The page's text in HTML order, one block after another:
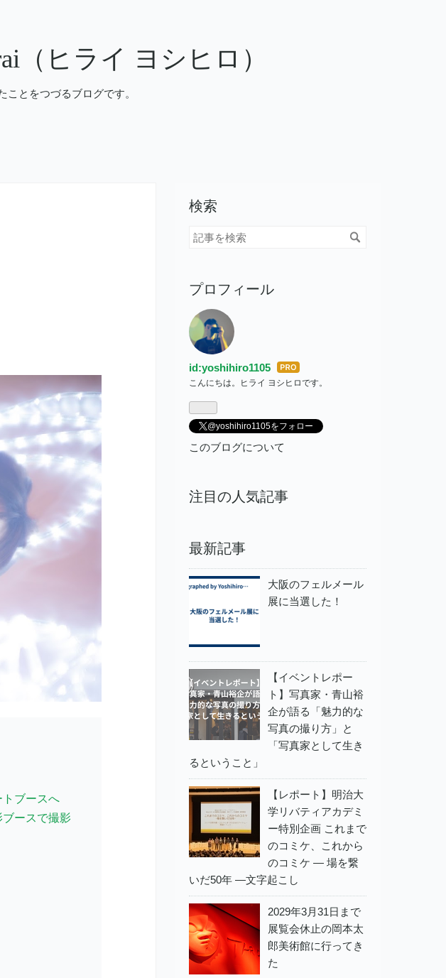
（ヒライ ヨシヒロ）
とをつづるブログです。
トブースへ
ースで撮影
検索
プロフィール
id:yoshihiro1105 はて
なブ
Pro
こんにちは。ヒライ ヨシヒロです。
@yoshihiro1105をフォロー
このブログについて
注目の人気記事
最新記事
大阪のフェルメール
展に当選した！
【イベントレポー
ト】写真家・青山裕
企が語る「魅力的な
写真の撮り方」と
「写真家として生き
るということ」
【レポート】明治大
学リバティアカデミ
ー特別企画 これまで
のコミケ、これから
のコミケ ― 場を繋
いだ50年 ―文字起こし
2029年3月31日まで
展覧会休止の岡本太
郎美術館に行ってき
た